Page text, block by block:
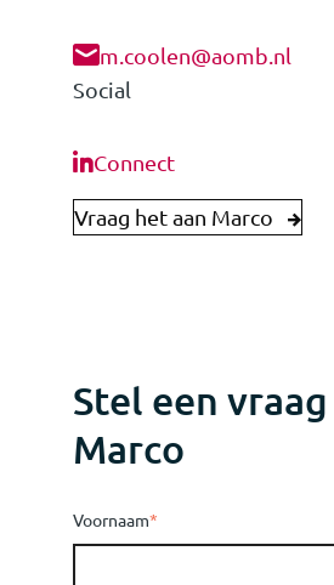
m.coolen@aomb.nl
Social
Connect
Vraag het aan Marco
Stel een vraag
Marco
Voornaam*